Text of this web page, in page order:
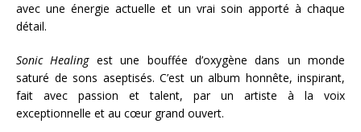
avec une énergie actuelle et un vrai soin apporté à chaque
détail.
Sonic Healingest une bouffée d’oxygène dans un monde
saturé de sons aseptisés. C’est un album honnête, inspirant,
fait avec passion et talent, par un artiste à la voix
exceptionnelle et au cœur grand ouvert.